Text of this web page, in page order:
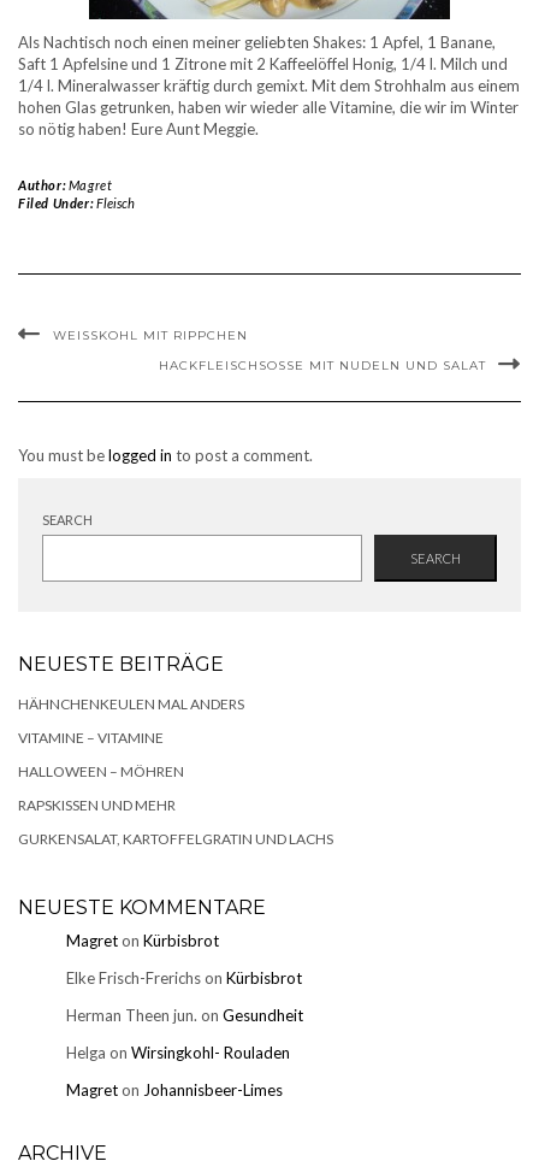
Als Nachtisch noch einen meiner geliebten Shakes: 1 Apfel, 1 Banane,
Saft 1 Apfelsine und 1 Zitrone mit 2 Kaffeelöffel Honig, 1/4 l. Milch und
1/4 l. Mineralwasser kräftig durch gemixt. Mit dem Strohhalm aus einem
hohen Glas getrunken, haben wir wieder alle Vitamine, die wir im Winter
so nötig haben! Eure Aunt Meggie.
Author:Magret
Filed Under:Fleisch
WEISSKOHL MIT RIPPCHEN
HACKFLEISCHSOSSE MIT NUDELN UND SALAT
You must belogged in to post a comment.
SEARCH
SEARCH
NEUESTE BEITRÄGE
HÄHNCHENKEULEN MAL ANDERS
VITAMINE – VITAMINE
HALLOWEEN – MÖHREN
RAPSKISSEN UND MEHR
GURKENSALAT, KARTOFFELGRATIN UND LACHS
NEUESTE KOMMENTARE
Magreton Kürbisbrot
Elke Frisch-Frerichson Kürbisbrot
Herman Theen jun. on Gesundheit
Helga on Wirsingkohl- Rouladen
Magreton Johannisbeer-Limes
ARCHIVE